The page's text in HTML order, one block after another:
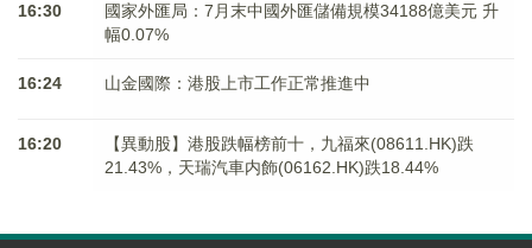
16:30
國家外匯局：7月末中國外匯儲備規模34188億美元 升
幅0.07%
16:24 山金國際：港股上市工作正常推進中
16:20
【異動股】港股跌幅榜前十，九福來(08611.HK)跌
21.43%，天瑞汽車内飾(06162.HK)跌18.44%